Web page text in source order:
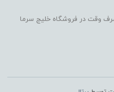
وقت در فروشگاه خلیج سرما